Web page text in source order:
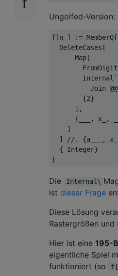
Ungolfed-Version:
f[n_] := MemberQ[
  DeleteCases[
      Map[
Join
        {2}
      ],
{___, x_,
    ]
] //. {a___,
  {_Integer}
Die Internal\
ist dieser Frage
Diese Lösung
Rastergrößen
Hier ist eine 195-
eigentliche Spiel
funktioniert (so